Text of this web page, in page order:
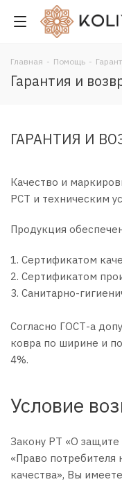
Главная - Помощь -
Гарантия и
ГАРАНТИЯ И
Качество и
РСТ и техническим
Продукция
1. Сертификатом
2. Сертификатом
3. Санитарно-
Согласно ГОСТ-а
ковра по ширине и
4%.
Условие
Закону РТ «О защите
«Право
качества», Вы